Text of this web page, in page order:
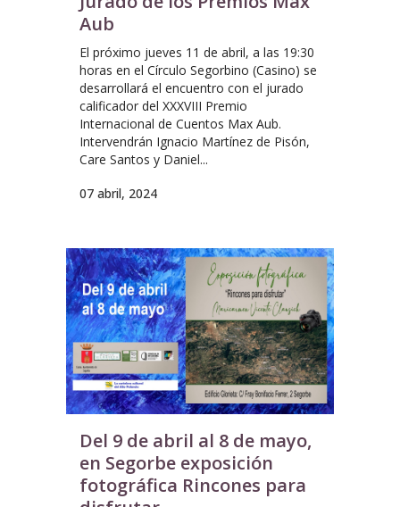
Aub
El próximo jueves 11 de abril, a las 19:30
horas en el Círculo Segorbino (Casino) se
desarrollará el encuentro con el jurado
calificador del XXXVIII Premio
Internacional de Cuentos Max Aub.
Intervendrán Ignacio Martínez de Pisón,
Care Santos y Daniel...
07 abril, 2024
Del 9 de abril al 8 de mayo,
en Segorbe exposición
fotográfica Rincones para